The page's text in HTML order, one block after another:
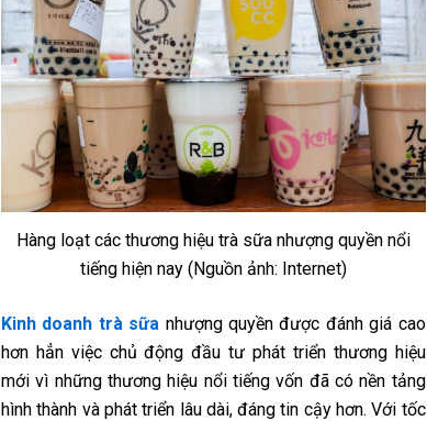
Hàng loạt các thương hiệu trà sữa nhượng quyền nổi
tiếng hiện nay (Nguồn ảnh: Internet)
Kinh doanh trà sữa nhượng quyềnđược đánh giá cao
hơn hẳn việc chủ động đầu tư phát triển thương hiệu
mới vì những thương hiệu nổi tiếng vốn đã có nền tảng
hình thành và phát triển lâu dài, đáng tin cậy hơn. Với tốc